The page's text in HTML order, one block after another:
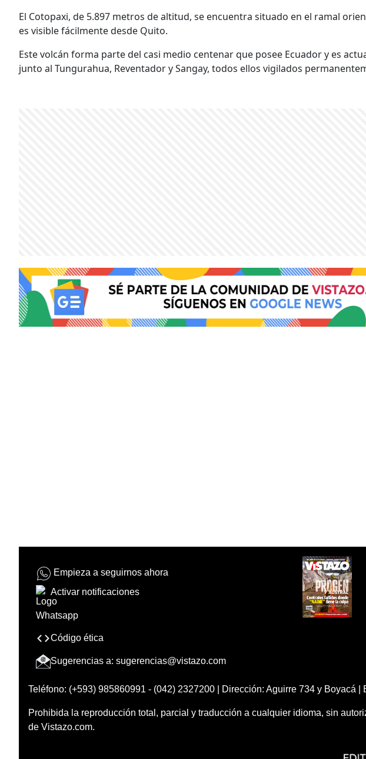
El Cotopaxi, de 5.897 metros de altitud, se encuentra situado en el ramal
es visible fácilmente desde Quito.
Este volcán forma parte del casi medio centenar que posee Ecuador y es
junto al Tungurahua, Reventador y Sangay, todos ellos vigilados
Empieza a seguirnos ahora
Activar notificaciones
Código ética
Sugerencias a: sugerencias@vistazo.com
Teléfono: (+593) 985860991 - (042) 2327200 | Dirección: Aguirre 734 y Boyacá |
Prohibida la reproducción total, parcial y traducción a cualquier idioma, sin
de Vistazo.com.